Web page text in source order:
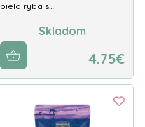
biela ryba s…
Skladom
4.75€